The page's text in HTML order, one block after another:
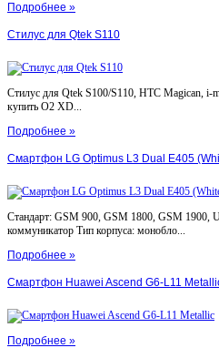
Подробнее »
Стилус для Qtek S110
Стилус для Qtek S100/S110, HTC Magican, i-
купить O2 XD...
Подробнее »
Смартфон LG Optimus L3 Dual E405
Стандарт: GSM 900, GSM 1800, GSM 1900,
коммуникатор Тип корпуса: монобло...
Подробнее »
Смартфон Huawei Ascend G6-L11
Подробнее »